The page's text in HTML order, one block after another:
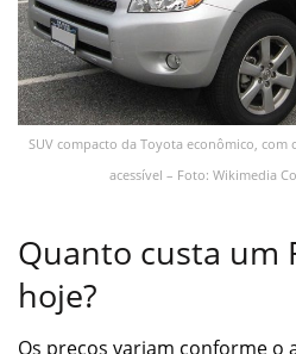
SUV compacto da Toyota econômico, com
acessível – Foto: Wikimedia
Quanto custa um
hoje?
Os preços variam conforme o